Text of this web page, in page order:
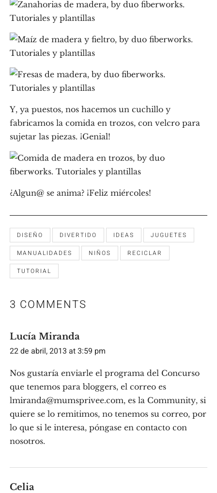
Y, ya puestos, nos hacemos un cuchillo y
fabricamos la comida en trozos, con velcro para
sujetar las piezas. ¡Genial!
¿Algun@ se anima? ¡Feliz miércoles!
DISEÑO DIVERTIDO IDEAS JUGUETES
MANUALIDADES NIÑOS RECICLAR
TUTORIAL
3 COMMENTS
Lucía Miranda
22 de abril, 2013 at 3:59 pm
Nos gustaría enviarle el programa del Concurso
que tenemos para bloggers, el correo es
lmiranda@mumsprivee.com, es la Community, si
quiere se lo remitimos, no tenemos su correo, por
lo que si le interesa, póngase en contacto con
nosotros.
Celia